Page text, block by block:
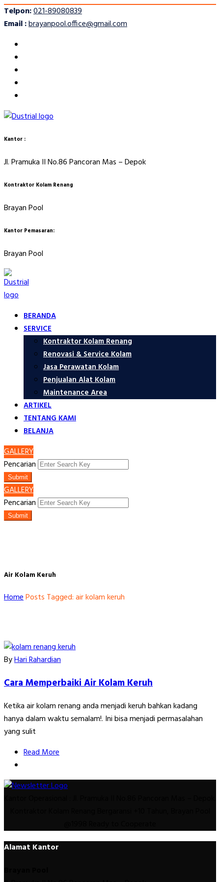
Telpon:021-89080839
Email :brayanpool.office@gmail.com
Kantor :
Jl. Pramuka II No.86 Pancoran Mas – Depok
Kontraktor Kolam Renang
Brayan Pool
Kantor Pemasaran:
Brayan Pool
BERANDA
SERVICE
Kontraktor Kolam Renang
Renovasi & Service Kolam
Jasa Perawatan Kolam
Penjualan Alat Kolam
Maintenance Area
ARTIKEL
TENTANG KAMI
BELANJA
GALLERY
Pencarian
Submit
GALLERY
Pencarian
Submit
Air Kolam Keruh
HomePosts Tagged: air kolam keruh
ByHari Rahardian
Cara Memperbaiki Air Kolam Keruh
Ketika air kolam renang anda menjadi keruh bahkan kadang
hanya dalam waktu semalam!. Ini bisa menjadi permasalahan
yang sulit
Read More
Alamat Kantor